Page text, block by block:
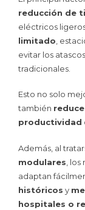
reducción de
eléctricos
limitado ,
evitar los
tradicionales.
Esto no solo
también
productividad
Además, al
modulares ,
adaptan
históricos y
hospitales o